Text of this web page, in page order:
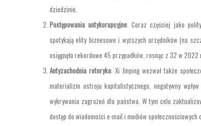
dziedzinie.
Postępowania antykorupcyjne: Coraz częściej jako
spotykają elity biznesowe i wyższych urzędników (na
osiągnęła rekordowe 45 przypadków, rosnąc z 32 w 2022
Antyzachodnia retoryka: Xi Jinping wezwał także
materializm ustroju kapitalistycznego, negatywny
wykrywania zagrożeń dla państwa. W tym celu
dostęp do wiadomości e-mail i mediów